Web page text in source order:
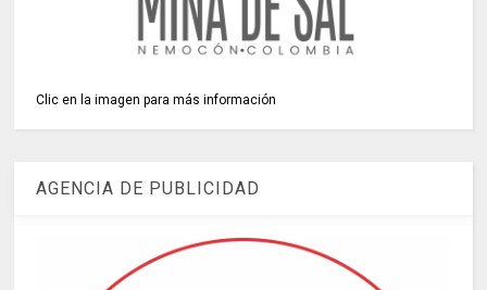
Clic en la imagen para más información
AGENCIA DE PUBLICIDAD